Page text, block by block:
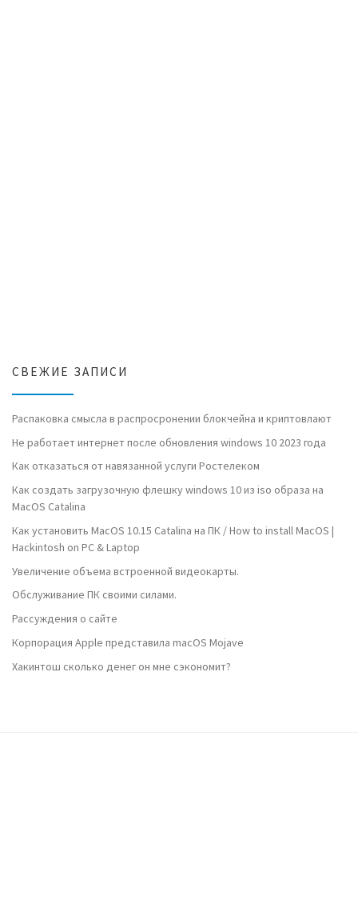
СВЕЖИЕ ЗАПИСИ
Распаковка смысла в распросронении блокчейна и криптовлают
Не работает интернет после обновления windows 10 2023 года
Как отказаться от навязанной услуги Ростелеком
Как создать загрузочную флешку windows 10 из iso образа на
MacOS Catalina
Как установить MacOS 10.15 Catalina на ПК / How to install MacOS |
Hackintosh on PC & Laptop
Увеличение объема встроенной видеокарты.
Обслуживание ПК своими силами.
Рассуждения о сайте
Корпорация Apple представила macOS Mojave
Хакинтош сколько денег он мне сэкономит?